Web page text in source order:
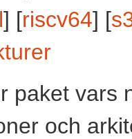
] [riscv64] [
paket vars
och